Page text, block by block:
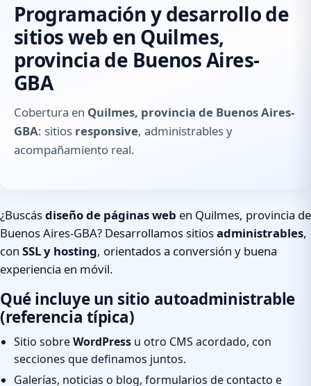
Programación y desarrollo de
sitios web en Quilmes,
provincia de Buenos Aires-
GBA
Cobertura en Quilmes, provincia de Buenos Aires-
GBA: sitios responsive, administrables y
acompañamiento real.
¿Buscásdiseño de páginas web en Quilmes, provincia de
Buenos Aires-GBA? Desarrollamos sitiosadministrables,
con SSL y hosting, orientados a conversión y buena
experiencia en móvil.
Qué incluye un sitio autoadministrable
(referencia típica)
Sitio sobreWordPress u otro CMS acordado, con
secciones que definamos juntos.
Galerías, noticias o blog, formularios de contacto e